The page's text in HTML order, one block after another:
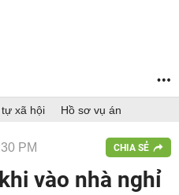
xã hội Hồ sơ vụ án
PM CHIA SẺ
vào nhà nghỉ